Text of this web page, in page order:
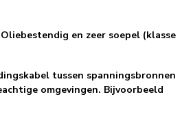
en zeer soepel (klasse
tussen spanningsbronnen
omgevingen. Bijvoorbeeld